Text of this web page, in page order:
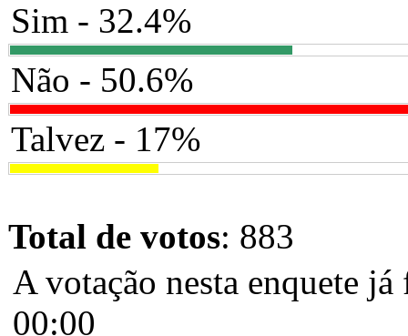
Sim - 32.4%
Não - 50.6%
Talvez - 17%
Total de votos: 883
A votação nesta enquete
00:00